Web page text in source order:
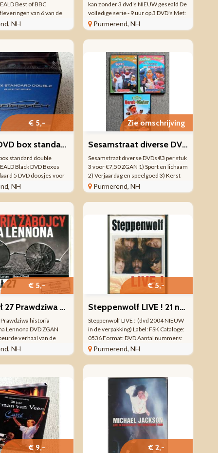
Best of BBC
van 6 van de
series ooit
komen de schutters
- Uninvited Guests
NH
kan zonder 3 dvd's NIEUW geseald De
volledige serie - 9 uur op 3 DVD's Met:
Sylvia Hoeks Tanja Jess Derek de Lint
Henriette Tol Saskia Temmink Jeroen
Spitzenberger Michiel Huisman ...
Purmerend, NH
€ 5,-
5 Pack DVD box standard double voor 2 DVD's NIEUW GESEALD
standard double
Black DVD Boxes
5 DVD doosjes voor
NIEUW GESEALD
site gaat voor. Ophalen
is mogelijk. Foto's zijn
NH
Zie omschrijving
Sesamstraat diverse DVDs €3 per stuk 3 voor €7,50 ZGAN
Sesamstraat diverse DVDs €3 per stuk
3 voor €7,50 ZGAN 1) Sport en lichaam
2) Verjaardag en speelgoed 3) Kerst
Winter Wij verkopen alleen originele
spullen geen kopieën!!! Ophalen of
verzending is mogelijk ...
Purmerend, NH
€ 5,-
Rozdział 27 Prawdziwa historia zabójcy Johna Lennona DVD ZGAN
Prawdziwa historia
Lennona DVD ZGAN
verhaal van de
John Lennon Poolse
POINT GROUP
DVD Regio code:
NH
€ 5,-
Steppenwolf LIVE ! 21 nrs DVD 2004 NIEUW GESEALD
Steppenwolf LIVE ! (dvd 2004 NIEUW
in de verpakking) Label: FSK Cataloge:
0536 Format: DVD Aantal nummers:
21 Regio code: PAL Taal: ENGELS
Beeld: 4:3 Geluid: DOLBY DIGITAL 5.1
Genre: Rock, Hard Rock, Classic Rock
Purmerend, NH
€ 9,- € 2,-